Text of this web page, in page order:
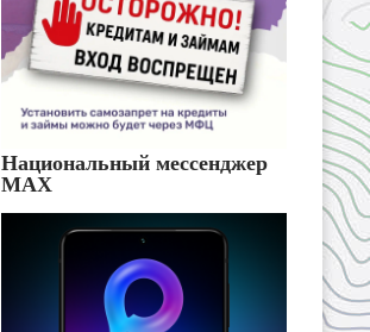
Национальный мессенджер
MAX